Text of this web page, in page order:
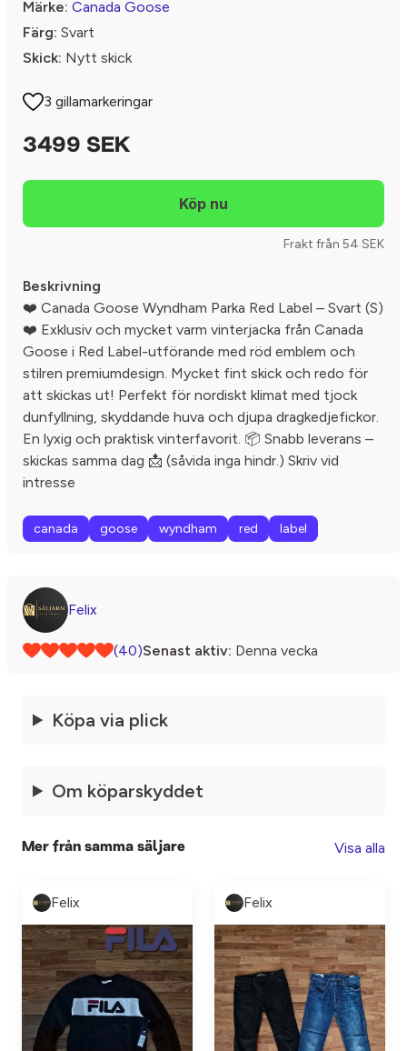
Märke: Canada Goose
Färg: Svart
Skick: Nytt skick
3 gillamarkeringar
3499 SEK
Frakt från 54 SEK
Beskrivning
❤️ Canada Goose Wyndham Parka Red Label – Svart (S)
❤️ Exklusiv och mycket varm vinterjacka från Canada
Goose i Red Label-utförande med röd emblem och
stilren premiumdesign. Mycket fint skick och redo för
att skickas ut! Perfekt för nordiskt klimat med tjock
dunfyllning, skyddande huva och djupa dragkedjefickor.
En lyxig och praktisk vinterfavorit. 📦 Snabb leverans –
skickas samma dag 📩 (såvida inga hindr.) Skriv vid
intresse
canada goose wyndham red label
Felix
(40)Senast aktiv: Denna vecka
Köpa via plick
Om köparskyddet
Mer från samma säljare Visa alla
Felix Felix